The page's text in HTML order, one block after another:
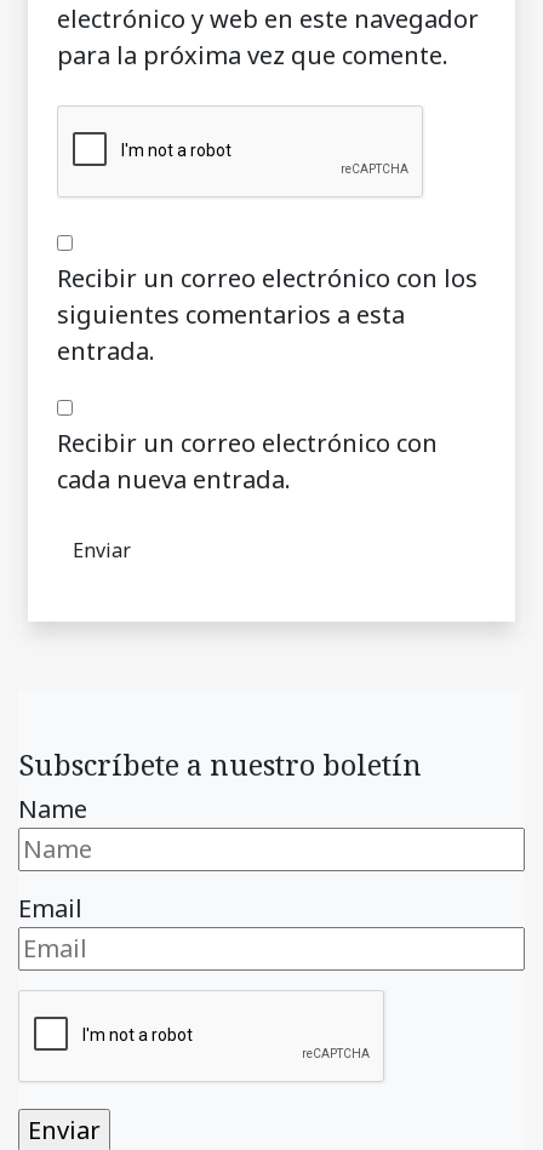
electrónico y web en este navegador
para la próxima vez que comente.
Recibir un correo electrónico con los
siguientes comentarios a esta
entrada.
Recibir un correo electrónico con
cada nueva entrada.
Subscríbete a nuestro boletín
Name
Email